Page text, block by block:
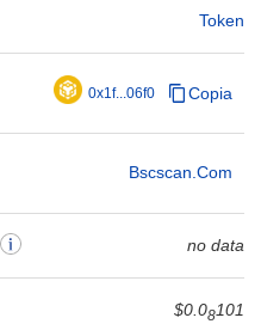
Token
0x1f...06f0 Copia
Bscscan.com
no data
$0.08101